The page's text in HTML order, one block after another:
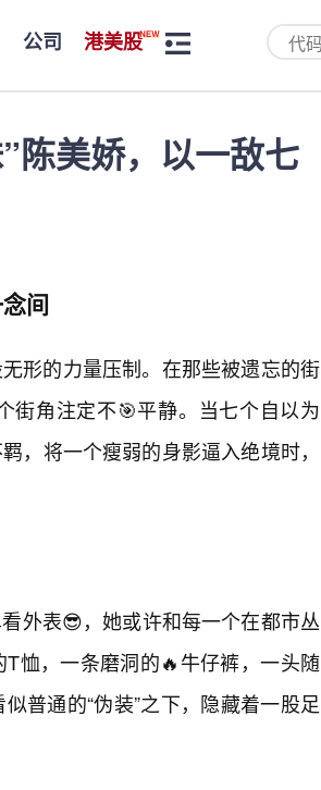
公司 港美股
陈美娇，以一敌七
间
形的力量压制。在那些被遗忘的街
街角注定不🎯平静。当七个自以为
，将一个瘦弱的身影逼入绝境时，
外表😎，她或许和每一个在都市丛
恤，一条磨洞的🔥牛仔裤，一头随
普通的“伪装”之下，隐藏着一股足